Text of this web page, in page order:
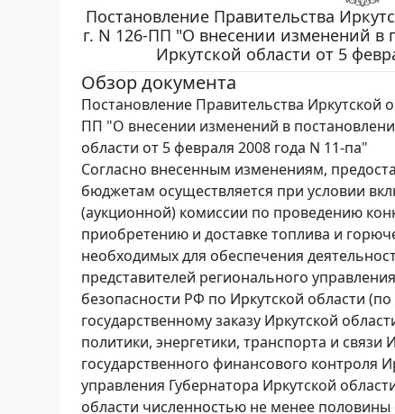
Постановление Правительства
г. N 126-ПП "О внесении изменений в
Иркутской области от 5
Обзор документа
Постановление Правительства Иркутской
ПП "О внесении изменений в
области от 5 февраля 2008 года N 11-па"
Согласно внесенным изменениям,
бюджетам осуществляется при условии
(аукционной) комиссии по проведению
приобретению и доставке топлива и
необходимых для обеспечения
представителей регионального
безопасности РФ по Иркутской области
государственному заказу Иркутской
политики, энергетики, транспорта и связи
государственного финансового контроля
управления Губернатора Иркутской
области численностью не менее